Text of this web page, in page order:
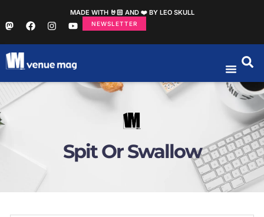
MADE WITH 🤘🏻 AND ❤️ BY LEO SKULL
NEWSLETTER
Spit Or Swallow